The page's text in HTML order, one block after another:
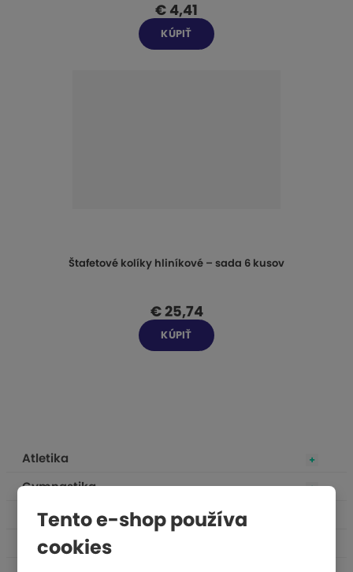
Tento e-shop používa
cookies
€ 4,41
KÚPIŤ
Štafetové kolíky hliníkové – sada 6 kusov
€ 25,74
KÚPIŤ
Atletika
Gymnastika
Fitness a rehabilitácia
Športové hry